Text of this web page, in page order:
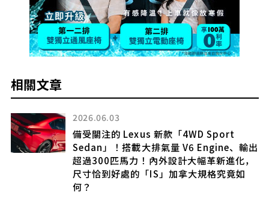
相關文章
2026.06.03
備受關注的 Lexus 新款「4WD Sport
Sedan」！搭載大排氣量 V6 Engine、輸出
超過300匹馬力！內外設計大幅革新進化，
尺寸恰到好處的「IS」加拿大規格究竟如
何？